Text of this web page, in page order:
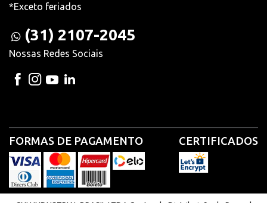
*Exceto feriados
(31) 2107-2045
Nossas Redes Sociais
FORMAS DE PAGAMENTO CERTIFICADOS